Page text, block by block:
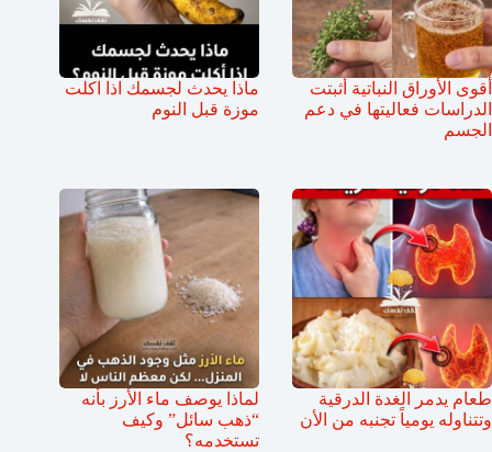
أقوى الأوراق النباتية أثبتت
الدراسات فعاليتها في دعم
الجسم
ماذا يحدث لجسمك اذا اكلت
موزة قبل النوم
طعام يدمر الغدة الدرقية
وتتناوله يومياً تجنبه من الأن
لماذا يوصف ماء الأرز بأنه
“ذهب سائل” وكيف
تستخدمه؟